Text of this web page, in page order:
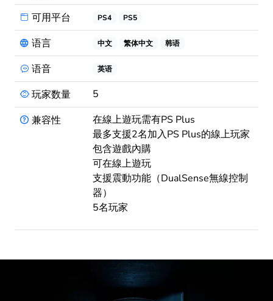
可用平台
PS4 PS5
语言 中文 繁体中文 韩语
语音 英语
玩家数量
5
兼容性
在線上遊玩需有PS Plus
最多支援2名加入PS Plus的線上玩家
包含遊戲內購
可在線上遊玩
支援震動功能（DualSense無線控制
器）
5名玩家